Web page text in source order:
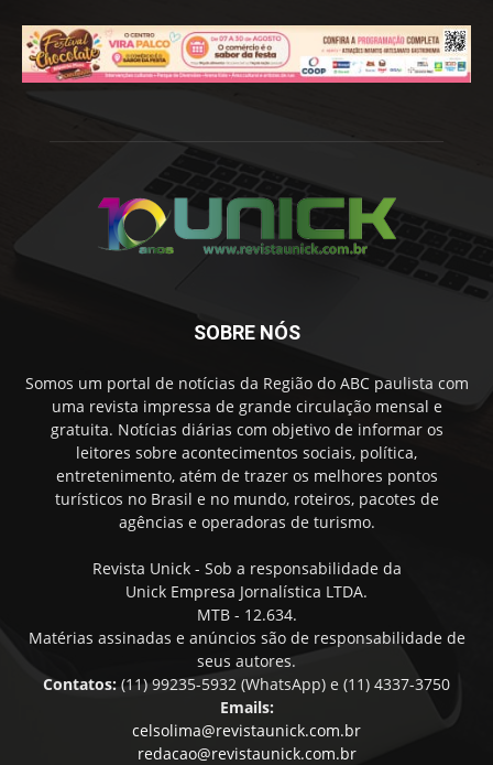
SOBRE NÓS
Somos um portal de notícias da Região do ABC paulista com
uma revista impressa de grande circulação mensal e
gratuita. Notícias diárias com objetivo de informar os
leitores sobre acontecimentos sociais, política,
entretenimento, atém de trazer os melhores pontos
turísticos no Brasil e no mundo, roteiros, pacotes de
agências e operadoras de turismo.
Revista Unick - Sob a responsabilidade da
Unick Empresa Jornalística LTDA.
MTB - 12.634.
Matérias assinadas e anúncios são de responsabilidade de
seus autores.
Contatos: (11) 99235-5932 (WhatsApp) e (11) 4337-3750
Emails:
celsolima@revistaunick.com.br
redacao@revistaunick.com.br